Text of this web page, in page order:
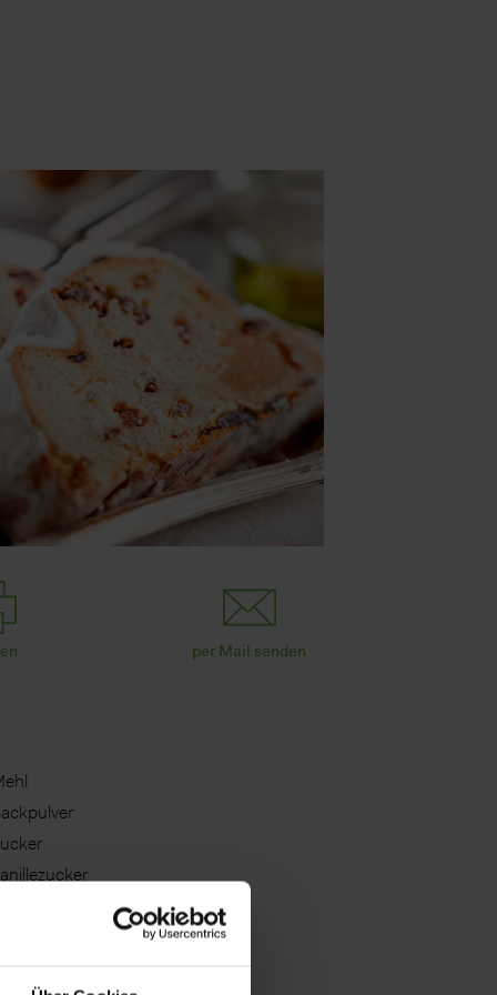
per Mail senden
Abgeriebene Schale einer
unbehandelten Zitrone